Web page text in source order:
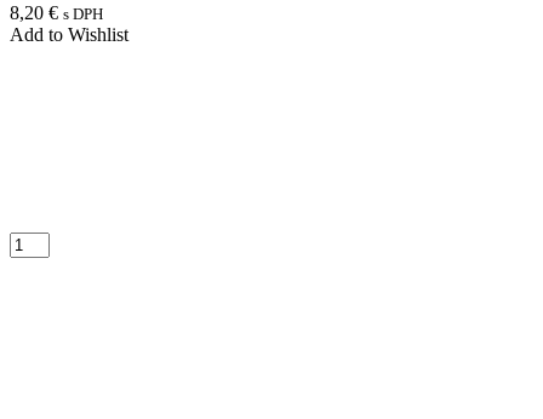
8,20 € s DPH
Add to Wishlist